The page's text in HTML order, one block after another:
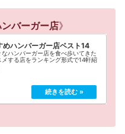
バーガー店》
めハンバーガー店ベスト14
ハンバーガー店を食べ歩いてきた
メする店をランキング形式で14軒紹